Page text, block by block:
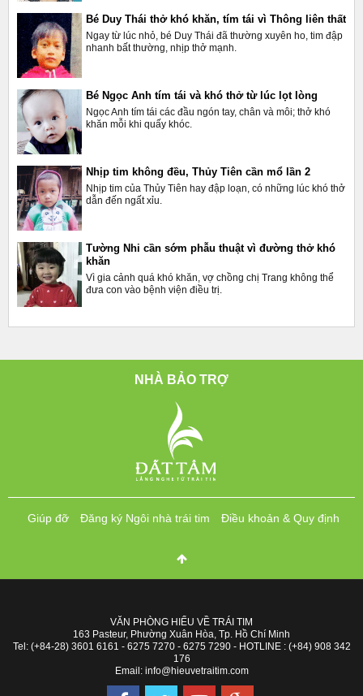
Bé Duy Thái thở khó khăn, tím tái vì Thông liên thất
Ngay từ lúc nhỏ, bé Duy Thái đã thường xuyên ho, tim đập
nhanh bất thường, nhịp thở mạnh.
Bé Ngọc Anh tím tái và khó thở từ lúc lọt lòng
Ngọc Anh tím tái các đầu ngón tay, chân và môi; thở khó
khăn mỗi khi quấy khóc.
Nhịp tim không đều, Thủy Tiên cần mổ lần 2
Nhịp tim của Thủy Tiên hay đập loạn, có những lúc khó thở
dẫn đến ngất xỉu.
Tường Nhi cần sớm phẫu thuật vì đường thở khó
khăn
Vì gia cảnh quá khó khăn, vợ chồng chị Trang không thể
đưa con vào bệnh viện điều trị.
NHÀ BẢO TRỢ
Giúp đỡ Đăng ký Ngôi nhà trái tim Điều khoản & Quy định
VĂN PHÒNG HIỂU VỀ TRÁI TIM
163 Pasteur, Phường Xuân Hòa, Tp. Hồ Chí Minh
Tel: (+84-28) 3601 6161 - 6275 7270 - 6275 7290 - HOTLINE : (+84) 908 342
176
Email: info@hieuvetraitim.com